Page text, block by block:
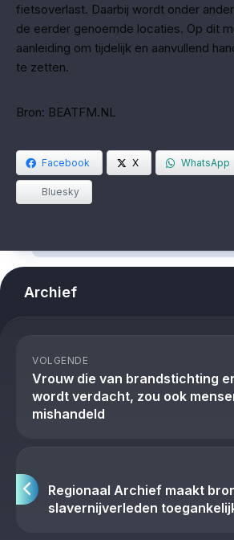
fietsoverlast. Daarbij wordt onder
de eerder genoemde locaties. Op dit
aanleiding om tijdelijk en aanvullend
te zetten.
Bron: BEATFM.NL
Facebook X WhatsApp
Bluesky
Archief
VOLGENDE
Vrouw die van brandstichting
wordt verdacht, zou ook
mishandeld
Regionaal Archief maakt
slavernijverleden